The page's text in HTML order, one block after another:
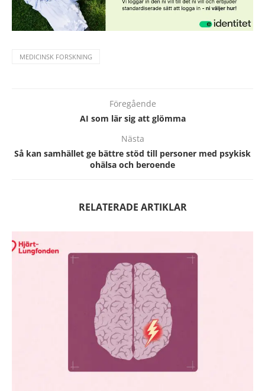
MEDICINSK FORSKNING
Föregående
AI som lär sig att glömma
Nästa
Så kan samhället ge bättre stöd till personer med psykisk
ohälsa och beroende
RELATERADE ARTIKLAR